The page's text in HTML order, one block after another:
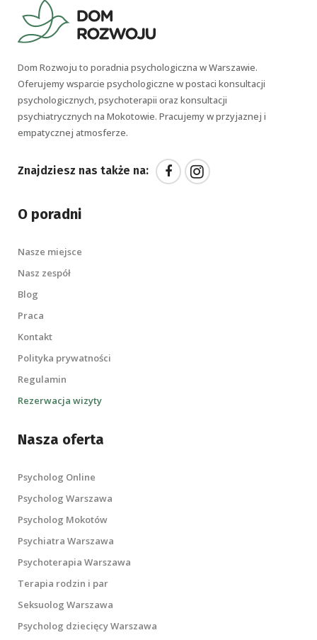
Dom Rozwoju to poradnia psychologiczna w Warszawie.
Oferujemy wsparcie psychologiczne w postaci konsultacji
psychologicznych, psychoterapii oraz konsultacji
psychiatrycznych na Mokotowie. Pracujemy w przyjaznej i
empatycznej atmosferze.
Znajdziesz nas także na:
O poradni
Nasze miejsce
Nasz zespół
Blog
Praca
Kontakt
Polityka prywatności
Regulamin
Rezerwacja wizyty
Nasza oferta
Psycholog Online
Psycholog Warszawa
Psycholog Mokotów
Psychiatra Warszawa
Psychoterapia Warszawa
Terapia rodzin i par
Seksuolog Warszawa
Psycholog dziecięcy Warszawa